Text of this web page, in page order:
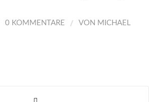
0 KOMMENTARE / VON MICHAEL